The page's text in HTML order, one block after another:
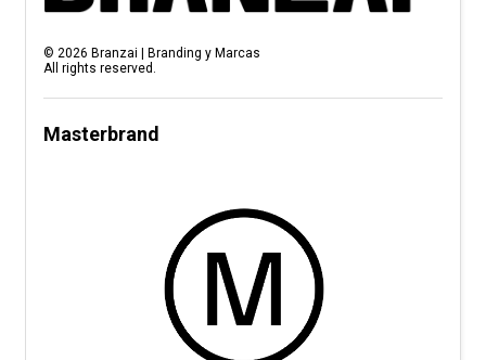
© 2026 Branzai | Branding y Marcas
All rights reserved.
Masterbrand